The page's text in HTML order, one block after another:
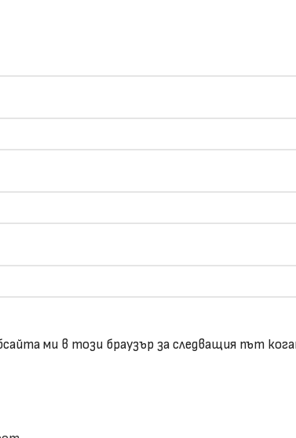
ми в този браузър за следващия път